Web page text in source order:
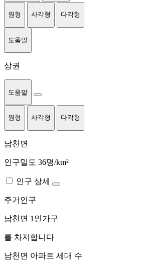
원형 사각형 다각형
도움말
상권
도움말
원형 사각형 다각형
남천면
인구밀도 36명/km²
인구 상세
주거인구
남천면 1인가구
를 차지합니다
남천면 아파트 세대 수